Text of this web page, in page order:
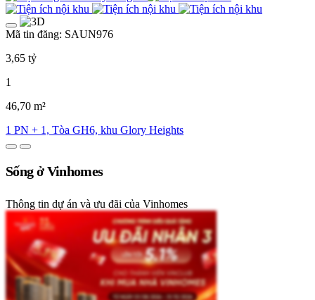
Mã tin đăng: SAUN976
3,65 tỷ
1
46,70 m²
1 PN + 1, Tòa GH6, khu Glory Heights
Sống ở Vinhomes
Thông tin dự án và ưu đãi của Vinhomes